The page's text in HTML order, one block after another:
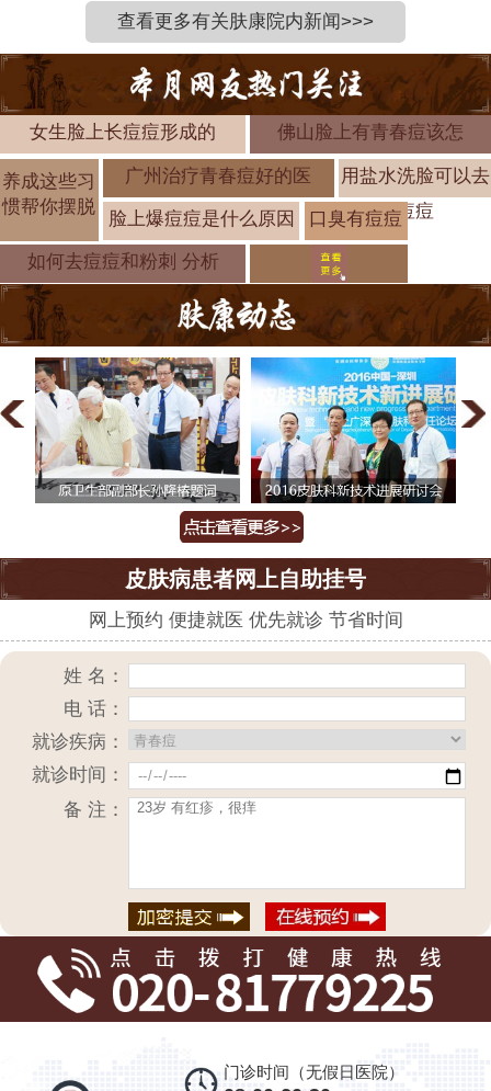
查看更多有关肤康院内新闻>>>
女生脸上长痘痘形成的 佛山脸上有青春痘该怎
养成这些习
惯帮你摆脱
广州治疗青春痘好的医
用盐水洗脸可以去
痘痘
脸上爆痘痘是什么原因
口臭有痘痘
是怎么了 警
如何去痘痘和粉刺 分析
皮肤病患者网上自助挂号
网上预约 便捷就医 优先就诊 节省时间
姓 名：
电 话：
就诊疾病：
就诊时间：
备 注：
门诊时间（无假日医院）